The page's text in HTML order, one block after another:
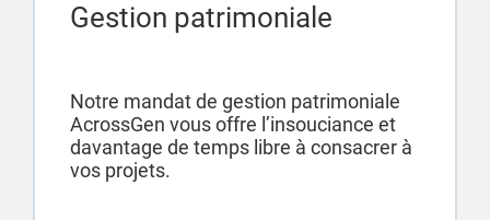
Gestion patrimoniale
Notre mandat de gestion patrimoniale
AcrossGen vous offre l’insouciance et
davantage de temps libre à consacrer à
vos projets.